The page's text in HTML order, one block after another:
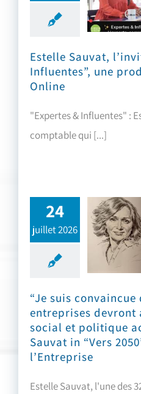
Estelle Sauvat,
Influentes”, une
Online
"Expertes & Influentes" :
comptable qui [...]
24
juillet 2026
“Je suis convaincue
entreprises devront
social et politique
Sauvat in “Vers
l’Entreprise
Estelle Sauvat, l'une des